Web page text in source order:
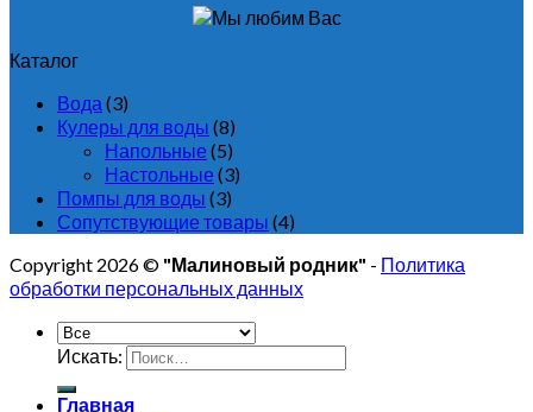
Каталог
Вода (3)
Кулеры для воды (8)
Напольные (5)
Настольные (3)
Помпы для воды (3)
Сопутствующие товары (4)
Copyright 2026 © "Малиновый родник" - Политика
обработки персональных данных
Искать:
Главная